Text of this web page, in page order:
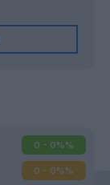
0 - 0%%
0 - 0%%